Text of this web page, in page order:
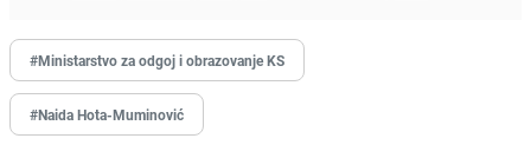
#Ministarstvo za odgoj i obrazovanje KS
#Naida Hota-Muminović